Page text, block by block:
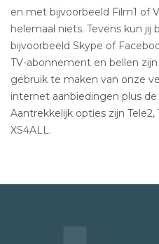
en met bijvoorbeeld Film1 of
helemaal niets. Tevens kun
bijvoorbeeld Skype of
TV-abonnement en bellen
gebruik te maken van onze
internet aanbiedingen plus
Aantrekkelijk opties zijn
XS4ALL.